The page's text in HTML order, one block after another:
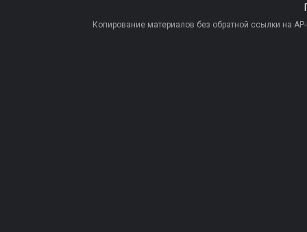
Копирование материалов без обратной ссылки на